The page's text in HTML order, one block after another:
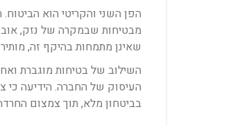
הפן השני והקריטי הוא
מבטיחות שבמקרה של נזק,
שאינן מתמחות בהיקף זה,
השילוב של בטיחות מוגברת
העיסוק של החברה. הידיעה כי
בביטחון מלא, תוך צמצום החרדה